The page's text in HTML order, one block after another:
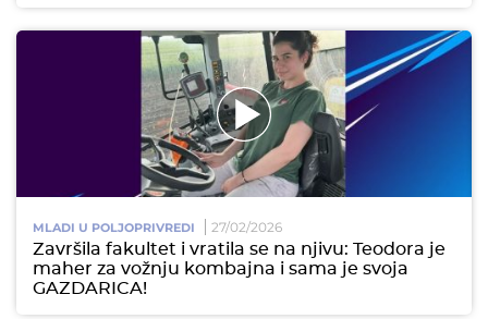
MLADI U POLJOPRIVREDI 27/02/2026
Završila fakultet i vratila se na njivu: Teodora je
maher za vožnju kombajna i sama je svoja
GAZDARICA!